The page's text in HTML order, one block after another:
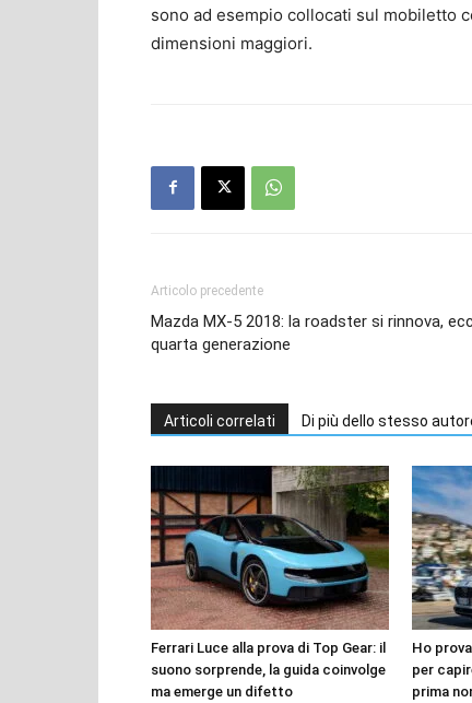
sono ad esempio collocati sul mobiletto
dimensioni maggiori.
Articolo precedente
Mazda MX-5 2018: la roadster si rinnova,
quarta generazione
Articoli correlati Di più dello stesso
Ferrari Luce alla prova di Top Gear: il
suono sorprende, la guida coinvolge
ma emerge un difetto
Ho
per
prima